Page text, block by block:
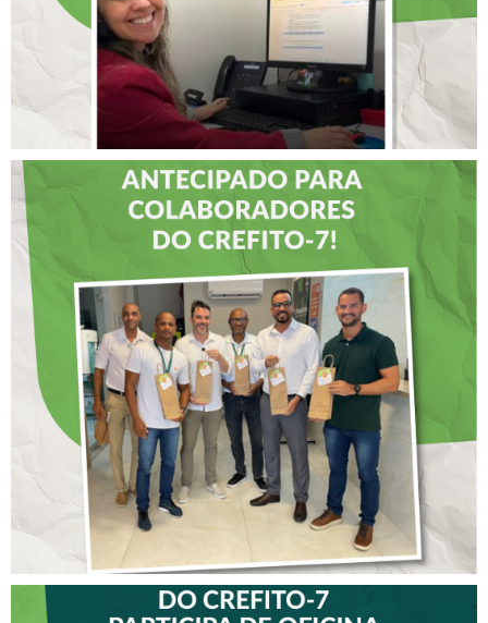
DIA DOS PAIS É
ANTECIPADO PARA
COLABORADORES DO
CREFITO-7